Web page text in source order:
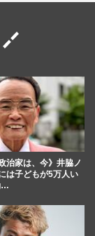
治家は、今》井脇ノ
は子どもが5万人い